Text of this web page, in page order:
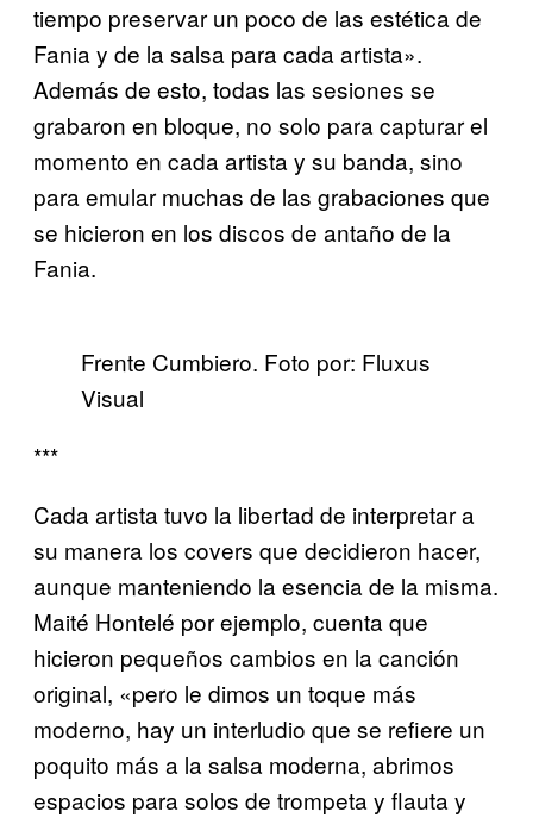
tiempo preservar un poco de las estética de
Fania y de la salsa para cada artista».
Además de esto, todas las sesiones se
grabaron en bloque, no solo para capturar el
momento en cada artista y su banda, sino
para emular muchas de las grabaciones que
se hicieron en los discos de antaño de la
Fania.
Frente Cumbiero. Foto por: Fluxus
Visual
***
Cada artista tuvo la libertad de interpretar a
su manera los covers que decidieron hacer,
aunque manteniendo la esencia de la misma.
Maité Hontelé por ejemplo, cuenta que
hicieron pequeños cambios en la canción
original, «pero le dimos un toque más
moderno, hay un interludio que se refiere un
poquito más a la salsa moderna, abrimos
espacios para solos de trompeta y flauta y